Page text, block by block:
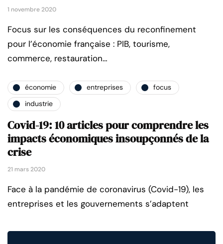
1 novembre 2020
Focus sur les conséquences du reconfinement
pour l’économie française : PIB, tourisme,
commerce, restauration…
économie entreprises
focus
industrie
Covid-19: 10 articles pour comprendre les
impacts économiques insoupçonnés de la
crise
21 mars 2020
Face à la pandémie de coronavirus (Covid-19), les
entreprises et les gouvernements s’adaptent